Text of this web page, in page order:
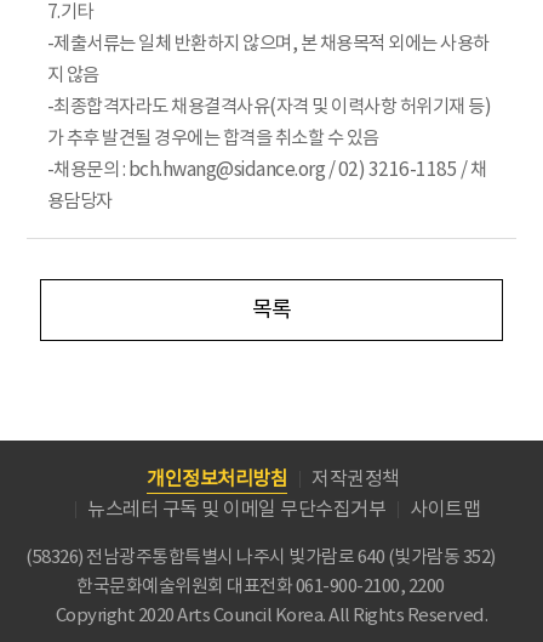
7.기타
-제출서류는 일체 반환하지 않으며, 본 채용목적 외에는 사용하
지 않음
-최종합격자라도 채용결격사유(자격 및 이력사항 허위기재 등)
가 추후 발견될 경우에는 합격을 취소할 수 있음
-채용문의 : bch.hwang@sidance.org / 02) 3216-1185 / 채
용담당자
목록
개인정보처리방침
저작권정책
뉴스레터 구독 및 이메일 무단수집거부
사이트맵
(58326) 전남광주통합특별시 나주시 빛가람로 640 (빛가람동 352)
한국문화예술위원회 대표전화 061-900-2100, 2200
Copyright 2020 Arts Council Korea. All Rights Reserved.